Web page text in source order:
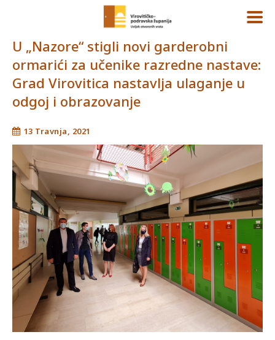
U „Nazore“ stigli novi garderobni
ormarići za učenike razredne nastave:
Grad Virovitica nastavlja ulaganje u
odgoj i obrazovanje
13 Travnja, 2021